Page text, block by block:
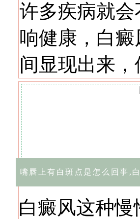
许多疾病就
响健康，白
间显现出来
嘴唇上有白斑点是怎么回事,
白癜风这种